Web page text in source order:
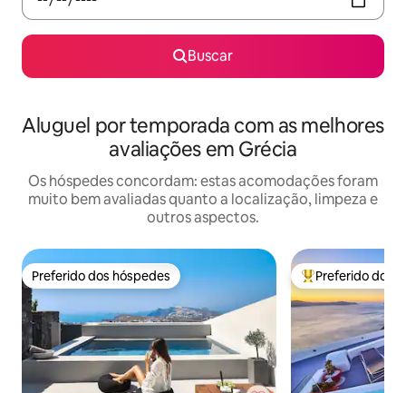
Buscar
Aluguel por temporada com as melhores
avaliações em Grécia
Os hóspedes concordam: estas acomodações foram
muito bem avaliadas quanto a localização, limpeza e
outros aspectos.
Preferido dos hóspedes
Preferido dos hóspedes Entre os
Preferido dos